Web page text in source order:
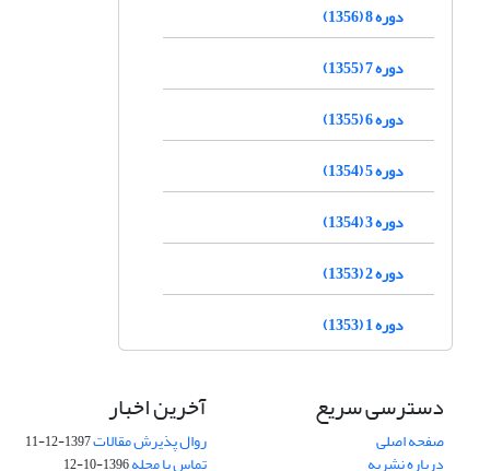
دوره 8 (1356)
دوره 7 (1355)
دوره 6 (1355)
دوره 5 (1354)
دوره 3 (1354)
دوره 2 (1353)
دوره 1 (1353)
دسترسی سریع
صفحه اصلی
درباره نشریه
آخرین اخبار
روال پذیرش مقالات1397-12-11
تماس با مجله1396-10-12